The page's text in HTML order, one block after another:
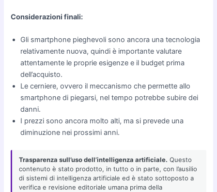
Considerazioni finali:
Gli smartphone pieghevoli sono ancora una tecnologia
relativamente nuova, quindi è importante valutare
attentamente le proprie esigenze e il budget prima
dell’acquisto.
Le cerniere, ovvero il meccanismo che permette allo
smartphone di piegarsi, nel tempo potrebbe subire dei
danni.
I prezzi sono ancora molto alti, ma si prevede una
diminuzione nei prossimi anni.
Trasparenza sull’uso dell’intelligenza artificiale. Questo
contenuto è stato prodotto, in tutto o in parte, con l’ausilio
di sistemi di intelligenza artificiale ed è stato sottoposto a
verifica e revisione editoriale umana prima della